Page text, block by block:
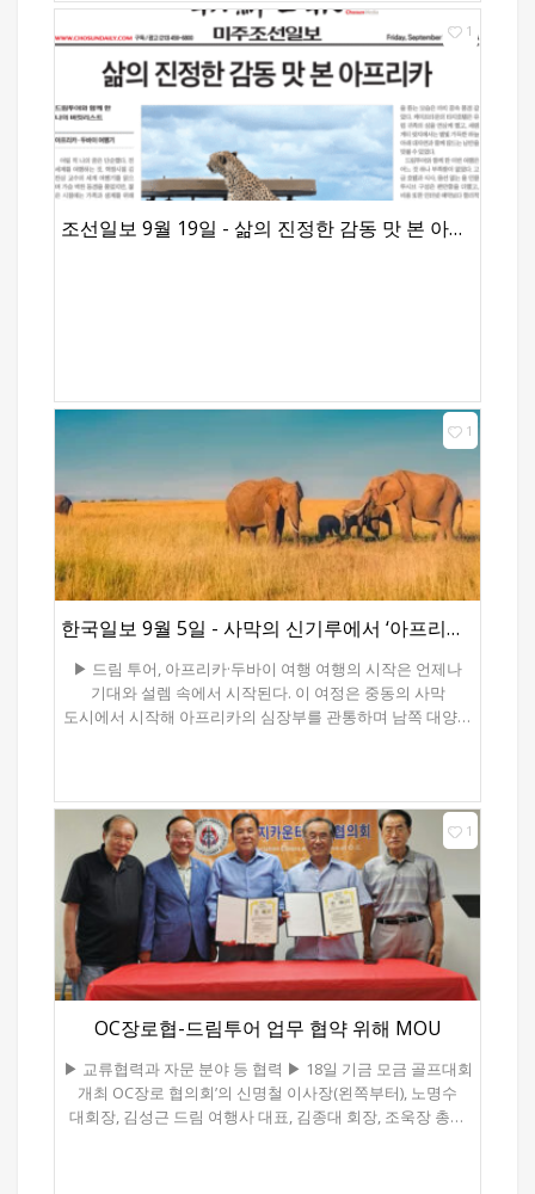
[로이터] 예술과 낭만, 정열의 나라 스페인. 고풍스러운
빈티지 매력의 포르투갈. 카사블랑카의 나라 모로코, 그리고
따스한 햇볕을 머금은 옥빛 바다 지중해… 가는 곳마다
따스한 정겨움이 스며있는 스페인·포르투갈·모로코 여행은
한인들이 선호하는 최고의 여행지. 말로나 글로나 형용할 수
없는, 그야말로 죽기 전에 한번은 봐야할 여행지가 바로
스페인, 포르투갈, 모르코다. 특히 한번 가 본 사람이 다시
찾는 여행사로 유명한 드림투어가 한국일보의 추천
프로그램으로 실시하는 이번 프로그램은 다른 여행사에서는
찾아 볼 수 없는 ‘같은 코스, 다른 여행’의 캐치프라이즈로 현지
죽기 전에 꼭 한번은 가봐야 할 명소중의 명소다. 가우디
성당을 보고있노라면 고딕식의 묵직한 외관과 빛이 쏟아지는
화려한 내부의 모습이 조화를 이루어 탄성이 저절로 나온다.
나뭇가지처럼 뻗어진 대리석 기둥과 화려한 스테인 글라스
창문을 통해 들어오는 빛은 기하학적인 건축물과 어우러져
여행객들에 오랫동안 지워지지 않는 진한 감동을 선사한다.
가우디의 바르셀로나가 자랑하는 또 하나의 건축물은 구엘
공원이다. 아기자기한 곡선의 건축물에 갖가지 빛깔의 타일
작은 도시공원이다. ■애잔한 추억 알함브라 궁전 스페인을
추억’을 먼저 들어볼 것을 추천한다. ‘알함브라의 추억’은
짝사랑한 콘차 부인으로부터 거절당한 애절한 사연을 달빛
속에 알함브라 궁전을 걷다가 분수대의 물방울 소리를 듣고
선율은 알함브라 궁전을 찾는 사람들의 마음을 적신다.
알함브라 궁전은 기독교 문화와 이슬람 문화가 동시에
녹아있는 문화와 예술의 건축물로 이슬람 건축의 기하학적인
건축기술과 정교하고 섬세한 스타일의 심미주의 향기에
취하는 곳이다. 성곽의 외벽이 붉게 칠해져 붉은 성이란 뜻을
가진 ‘알함브라’는 800년간의 이슬람의 번영과 영광 그리고
패배와 좌절이 고스란히 남겨진 곳으로 스페인 여행의 빼놓을
수 없는 코스다. ■세계 3대 세비야 대성당 바티칸 대성당,
런던의 세인트 폴 대성당과 더불어 세계 3대 성당으로 꼽히는
도시로 안달라루시아 지방의 주도인 항구도시다. 특히
‘세비야의 이발사’, ‘돈 조반니’ 등 오페라의 무대가 되는
예술의 도시로 명성을 떨쳤으며 세비야 성당은 대충
돌아보는데 1시간이 넘게 걸리는 어마어마한 규모와 화려한
조선일보 9월 19일 - 삶의 진정한 감동 맛 본 아프리카
1
한국일보 9월 5일 - 사막의 신기루에서 ‘아프리카의 심장’까지
▶ 드림 투어, 아프리카·두바이 여행 여행의 시작은 언제나
기대와 설렘 속에서 시작된다. 이 여정은 중동의 사막
도시에서 시작해 아프리카의 심장부를 관통하며 남쪽 대양에
무대다. 800m가 넘는 버즈 칼리파는 하늘을 찌르듯 솟아
있고, 사막 위에 그려진 인공섬 팜 주메이라는 인간의
상상력이 현실이 될 수 있음을 증명한다. 이곳의 매력은 단지
화려함에 있지 않다. 두바이의 골드 수크와 향신료
시장에서는 여전히 오래된 무역 도시의 향기가 풍긴다.
미래와 과거가 공존하는 풍경, 그것이 두바이의 본모습이다.
인접한 아부다비는 조금 다르다. 두바이가 화려한
쇼맨십이라면, 아부다비는 깊고 우아한 선율에 가깝다.
눈부신 대리석으로 지어진 셰이크 자이드 그랜드 모스크는
세계의 모든 종교적 상징을 품은 듯 장엄하다. 또한 루브르
문화의 오아시스를 만들어낸다. ■ 아프리카의 관문, 나이로비
아라비아에서 하룻길을 날아오르면, 아프리카의 초원과
맞닿은 도시 나이로비에 도착한다. 나이로비는 단순한 수도가
1
OC장로협-드림투어 업무 협약 위해 MOU
▶ 교류협력과 자문 분야 등 협력 ▶ 18일 기금 모금 골프대회
개최 OC장로 협의회’의 신명철 이사장(왼쪽부터), 노명수
대회장, 김성근 드림 여행사 대표, 김종대 회장, 조욱장 총괄
1